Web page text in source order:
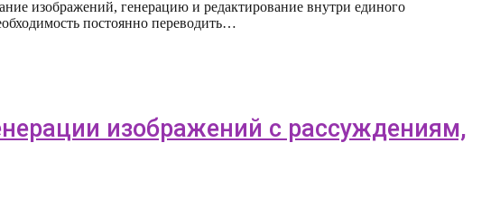
изображений, генерацию и редактирование внутри единого
постоянно переводить…
изображений с рассуждениям,